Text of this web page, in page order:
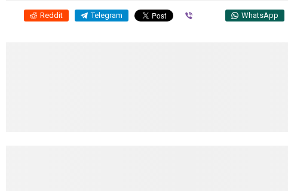
Reddit Telegram WhatsApp